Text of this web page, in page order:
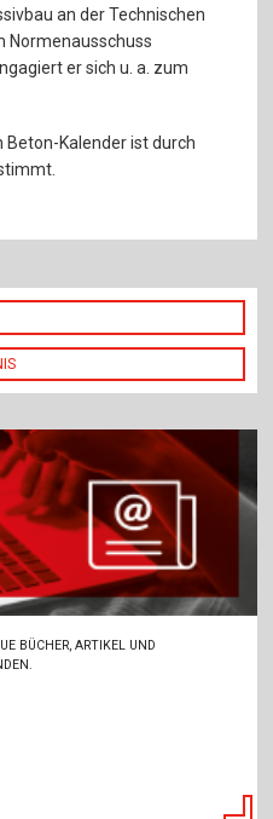
an der Technischen
Normenausschuss
er sich u. a. zum
Beton-Kalender ist durch
BÜCHER, ARTIKEL UND